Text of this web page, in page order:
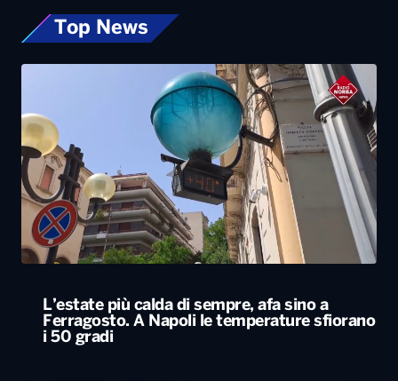
Top News
L’estate più calda di sempre, afa sino a
Ferragosto. A Napoli le temperature sfiorano
i 50 gradi